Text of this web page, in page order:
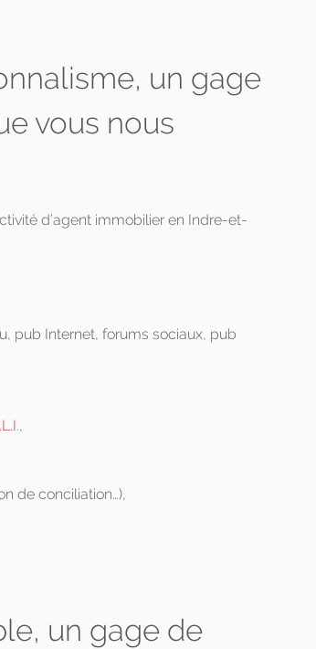
un gage
vous nous
d’agent immobilier en Indre-et-
pub Internet, forums sociaux, pub
,
de conciliation…),
un gage de